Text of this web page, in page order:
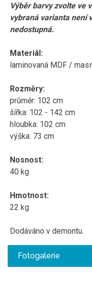
Výběr barvy zvolte ve
vybraná varianta není
nedostupná.
Materiál:
laminovaná MDF /
Rozměry:
průměr: 102 cm
šířka: 102 - 142 cm
hloubka: 102 cm
výška: 73 cm
Nosnost:
40 kg
Hmotnost:
22 kg
Dodáváno v demontu.
Fotogalerie